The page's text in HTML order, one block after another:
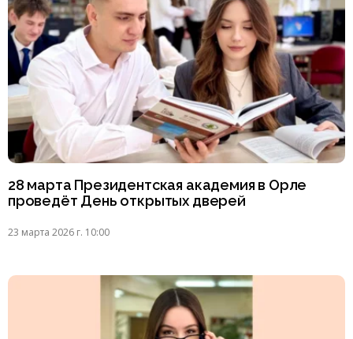
28 марта Президентская академия в Орле
проведёт День открытых дверей
23 марта 2026 г. 10:00